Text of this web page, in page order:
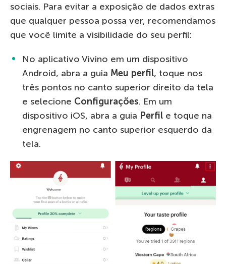
sociais. Para evitar a exposição de dados extras
que qualquer pessoa possa ver, recomendamos
que você limite a visibilidade do seu perfil:
No aplicativo Vivino em um dispositivo
Android, abra a guia Meu perfil, toque nos
três pontos no canto superior direito da tela
e selecione Configurações. Em um
dispositivo iOS, abra a guia Perfil e toque na
engrenagem no canto superior esquerdo da
tela.